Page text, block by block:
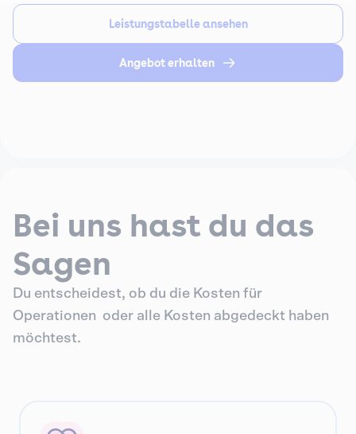
Leistungstabelle ansehen
Angebot erhalten
Bei uns hast du das
Sagen
Du entscheidest, ob du die Kosten für
Operationen oder alle Kosten abgedeckt haben
möchtest.